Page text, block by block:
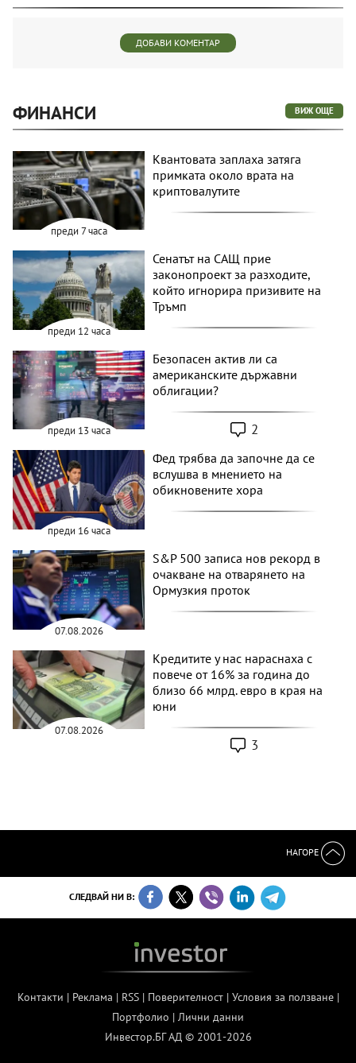
ДОБАВИ КОМЕНТАР
ФИНАНСИ ВИЖ ОЩЕ
преди 7 часа
Квантовата заплаха затяга
примката около врата на
криптовалутите
преди 12 часа
Сенатът на САЩ прие
законопроект за разходите,
който игнорира призивите на
Тръмп
преди 13 часа
Безопасен актив ли са
американските държавни
облигации?
2
преди 16 часа
Фед трябва да започне да се
вслушва в мнението на
обикновените хора
07.08.2026
S&P 500 записа нов рекорд в
очакване на отварянето на
Ормузкия проток
07.08.2026
Кредитите у нас нараснаха с
повече от 16% за година до
близо 66 млрд. евро в края на
юни
3
НАГОРЕ
СЛЕДВАЙ НИ В:
Контакти | Реклама | RSS| Поверителност| Условия за ползване|
Портфолио | Лични данни
Инвестор.БГ АД © 2001-2026